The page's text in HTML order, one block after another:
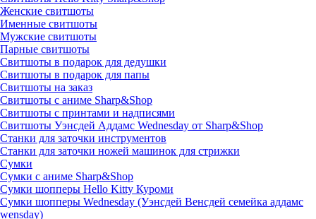
Женские свитшоты
Именные свитшоты
Мужские свитшоты
Парные свитшоты
Свитшоты в подарок для дедушки
Свитшоты в подарок для папы
Свитшоты на заказ
Свитшоты с аниме Sharp&Shop
Свитшоты с принтами и надписями
Свитшоты Уэнсдей Аддамс Wednesday от Sharp&Shop
Станки для заточки инструментов
Станки для заточки ножей машинок для стрижки
Сумки
Сумки с аниме Sharp&Shop
Сумки шопперы Hello Kitty Куроми
Сумки шопперы Wednesday (Уэнсдей Венсдей семейка аддамс
wensday)